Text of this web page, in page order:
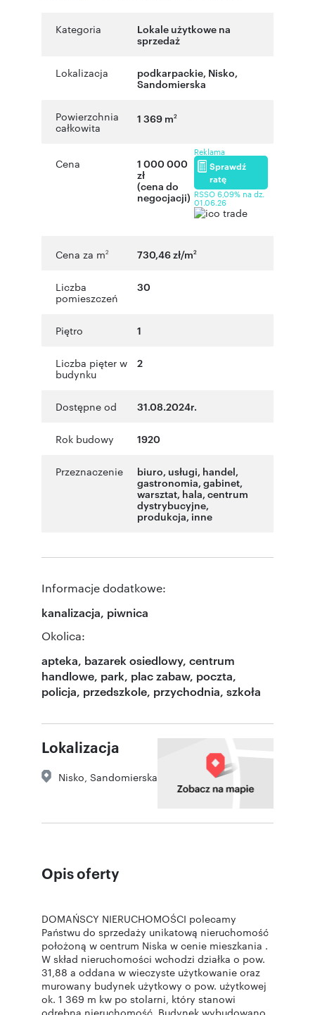
Kategoria
Lokale użytkowe na
sprzedaż
Lokalizacja podkarpackie, Nisko,
Sandomierska
Powierzchnia
całkowita
1 369 m2
Cena
1 000 000
zł
(cena do
negocjacji)
Reklama
Sprawdź
ratę
RSSO 6,09% na dz.
01.06.26
Cena za m2 730,46 zł/m2
Liczba
pomieszczeń
30
Piętro 1
Liczba pięter w
budynku
2
Dostępne od 31.08.2024r.
Rok budowy 1920
Przeznaczenie biuro, usługi, handel,
gastronomia, gabinet,
warsztat, hala,centrum
dystrybucyjne,
produkcja, inne
Informacje dodatkowe:
kanalizacja, piwnica
Okolica:
apteka, bazarek osiedlowy, centrum
handlowe, park, plac zabaw, poczta,
policja, przedszkole, przychodnia, szkoła
Lokalizacja
Nisko Sandomierska
Opis oferty
DOMAŃSCY NIERUCHOMOŚCI polecamy
Państwu do sprzedaży unikatową nieruchomość
położoną w centrum Niska w cenie mieszkania .
W skład nieruchomości wchodzi działka o pow.
31,88 a oddana w wieczyste użytkowanie oraz
murowany budynek użytkowy o pow. użytkowej
ok. 1 369 m kw po stolarni, który stanowi
odrębną nieruchomość. Budynek wybudowano